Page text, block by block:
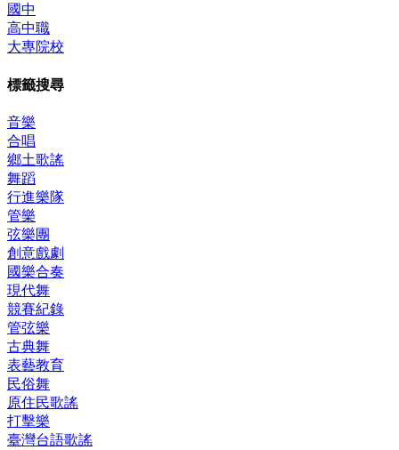
國中
高中職
大專院校
標籤搜尋
音樂
合唱
鄉土歌謠
舞蹈
行進樂隊
管樂
弦樂團
創意戲劇
國樂合奏
現代舞
競賽紀錄
管弦樂
古典舞
表藝教育
民俗舞
原住民歌謠
打擊樂
臺灣台語歌謠